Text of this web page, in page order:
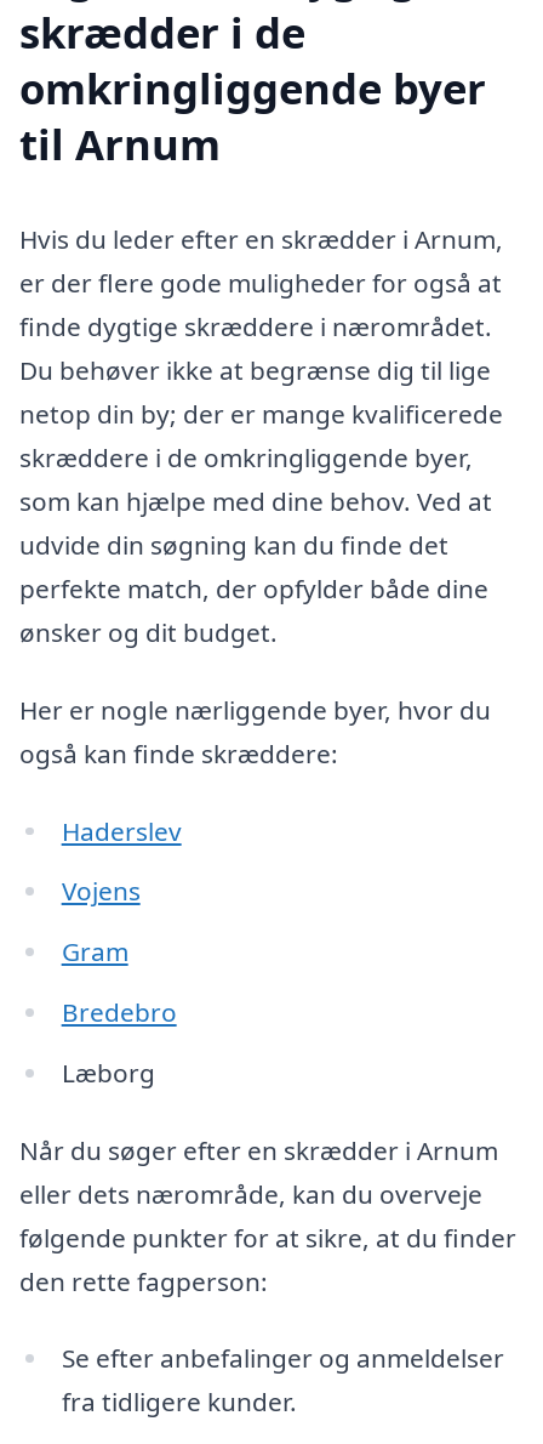
skrædder i de
omkringliggende byer
til Arnum
Hvis du leder efter en skrædder i Arnum,
er der flere gode muligheder for også at
finde dygtige skræddere i nærområdet.
Du behøver ikke at begrænse dig til lige
netop din by; der er mange kvalificerede
skræddere i de omkringliggende byer,
som kan hjælpe med dine behov. Ved at
udvide din søgning kan du finde det
perfekte match, der opfylder både dine
ønsker og dit budget.
Her er nogle nærliggende byer, hvor du
også kan finde skræddere:
Haderslev
Vojens
Gram
Bredebro
Læborg
Når du søger efter en skrædder i Arnum
eller dets nærområde, kan du overveje
følgende punkter for at sikre, at du finder
den rette fagperson:
Se efter anbefalinger og anmeldelser
fra tidligere kunder.